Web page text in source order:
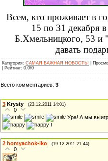
Всем, кто проживает в
15 по 31 декабря
Б.Хмельницкого, 53 и
давать
Категория: САМАЯ ВАЖНАЯ НОВОСТЬ!
Рейтинг: 0.0/0
Всего комментариев: 3
3 Krysty (23.12.2011 14:01)
0
Ура! А мы
!
2 homyachok-iko (19.12.2011 21:44)
0